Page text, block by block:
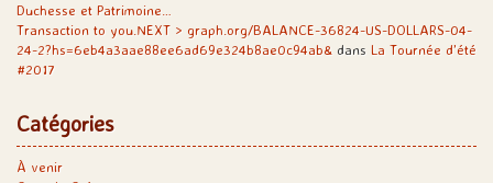
Duchesse et Patrimoine…
Transaction to you.NEXT > graph.org/BALANCE-36824-US-DOLLARS-04-
24-2?hs=6eb4a3aae88ee6ad69e324b8ae0c94ab& dans La Tournée d’été
#2017
Catégories
À venir